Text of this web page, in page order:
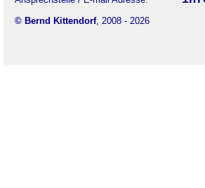
© Bernd Kittendorf, 2008 - 2026